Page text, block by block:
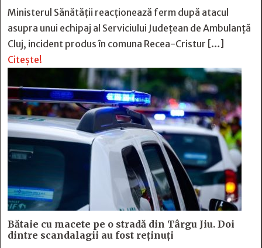
Ministerul Sănătății reacționează ferm după atacul
asupra unui echipaj al Serviciului Județean de Ambulanță
Cluj, incident produs în comuna Recea-Cristur […]
Citește!
Bătaie cu macete pe o stradă din Târgu Jiu. Doi
dintre scandalagii au fost reținuți